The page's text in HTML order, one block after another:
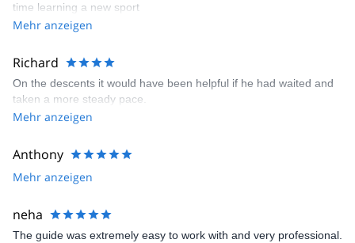
time learning a new sport
Mehr anzeigen
Richard
On the descents it would have been helpful if he had waited and
taken a more steady pace.
Mehr anzeigen
Anthony
Mehr anzeigen
neha
The guide was extremely easy to work with and very professional.